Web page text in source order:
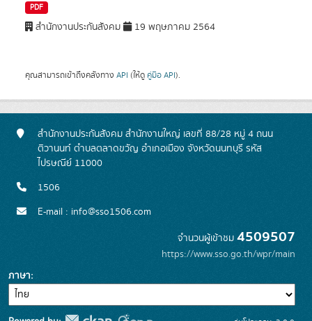
PDF
สำนักงานประกันสังคม 19 พฤษภาคม 2564
คุณสามารถเข้าถึงคลังทาง API (ให้ดู คู่มือ API).
สำนักงานประกันสังคม สำนักงานใหญ่ เลขที่ 88/28 หมู่ 4 ถนน
ติวานนท์ ตำบลตลาดขวัญ อำเภอเมือง จังหวัดนนทบุรี รหัส
ไปรษณีย์ 11000
1506
E-mail : info@sso1506.com
จำนวนผู้เข้าชม 4509507
https://www.sso.go.th/wpr/main
ภาษา